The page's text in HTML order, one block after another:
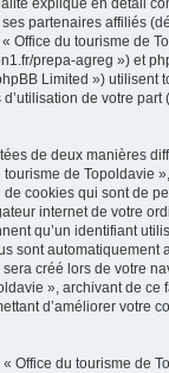
explique en détail
partenaires affiliés
Office du tourisme de
prepa-agreg ») et
Limited ») utilisent
de votre
de deux manières
de Topoldavie
cookies qui sont de
internet de votre
qu’un identifiant
sont automatiquement
créé lors de votre
», archivant de ce
d’améliorer votre
Office du tourisme de